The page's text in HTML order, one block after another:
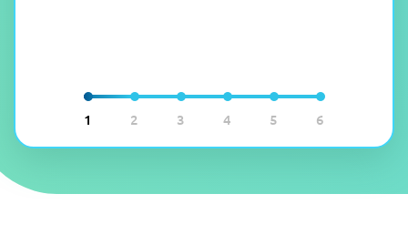
1 2 3 4 5 6